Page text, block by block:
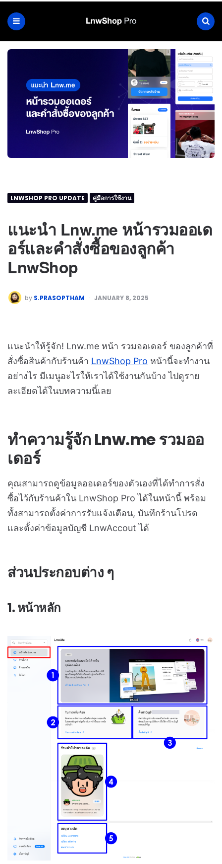
LNWSHOP PRO UPDATE คู่มือการใช้งาน
แนะนำ Lnw.me หน้ารวมออเด
อร์และคำสั่งซื้อของลูกค้า
LnwShop
by S.PRASOPTHAM JANUARY 8, 2025
แนะนำให้รู้จัก! Lnw.me หน้า รวมออเดอร์ ของลูกค้าที่
สั่งซื้อสินค้ากับร้านค้า LnwShop Pro หน้านี้จะทำงาน
อย่างไร มีเมนูอะไรให้เราได้ใช้งานกันบ้าง ไปดูราย
ละเอียดได้ในบทความนี้เลย
ทำความรู้จัก Lnw.me รวมออ
เดอร์
คุณสามารถดูข้อมูลออเดอร์ของตัวเองที่ได้ทำการสั่ง
ซื้อไว้กับร้านค้าใน LnwShop Pro ได้ในหน้านี้ พร้อม
ทั้งสามารถตั้งค่าการรับแจ้งเตือน, บันทึกร้านโปรด
และตั้งค่าข้อมูลบัญชี LnwAccout ได้
ส่วนประกอบต่าง ๆ
1. หน้าหลัก